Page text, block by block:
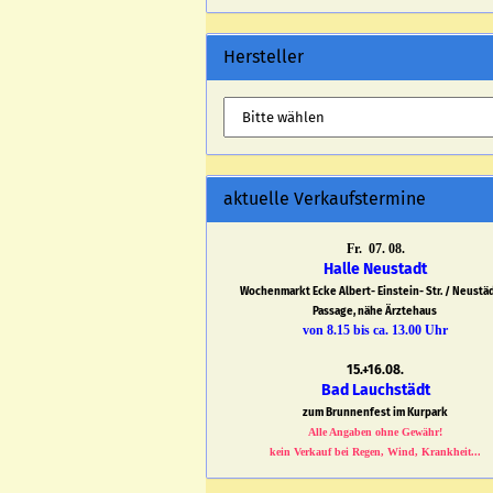
Hersteller
aktuelle Verkaufstermine
Fr. 07. 08.
Halle Neustadt
Wochenmarkt Ecke Albert- Einstein- Str. /
Passage, nähe Ärztehaus
von 8.15 bis ca. 13.00 Uhr
15.+16.08.
Bad Lauchstädt
zum Brunnenfest im Kurpark
Alle Angaben ohne Gewähr!
kein Verkauf bei Regen, Wind, Krankheit...